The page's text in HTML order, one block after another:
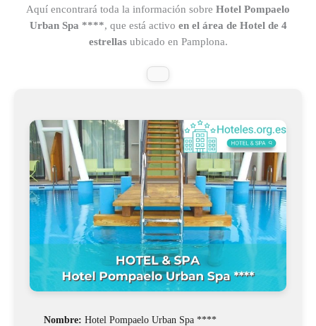
Aquí encontrará toda la información sobre Hotel Pompaelo
Urban Spa ****, que está activo en el área de Hotel de 4
estrellasubicado en Pamplona.
Nombre: Hotel Pompaelo Urban Spa ****